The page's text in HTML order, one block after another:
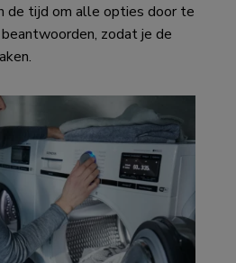
de tijd om alle opties door te
zodat je de